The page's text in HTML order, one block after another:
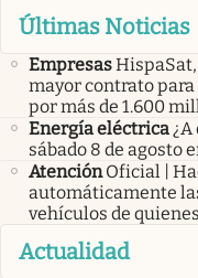
Últimas Noticias
Empresas
mayor contrato
por más de 1.600
Energía eléctrica
sábado 8 de agosto
Atención Oficial |
automáticamente
vehículos de
Actualidad